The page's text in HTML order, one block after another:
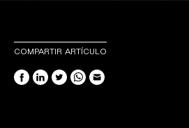
COMPARTIR ARTÍCULO